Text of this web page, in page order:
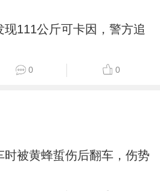
111公斤可卡因，警方追
0 0
时被黄蜂蜇伤后翻车，伤势